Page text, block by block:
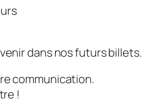
dans nos futurs billets.
communication.
!